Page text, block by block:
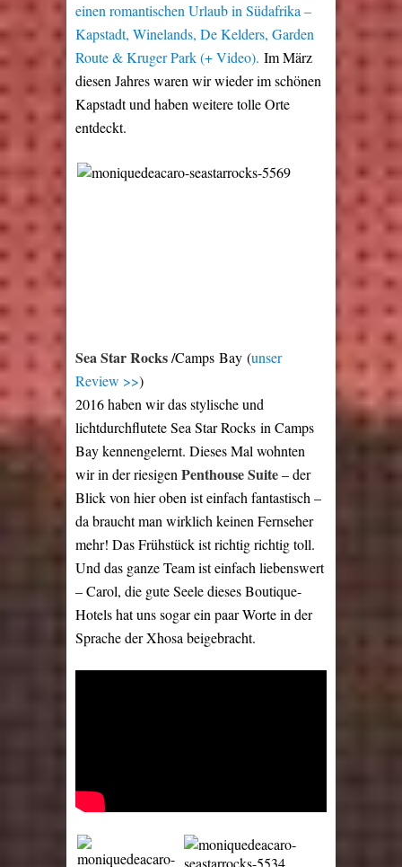
einen romantischen Urlaub in Südafrika –
Kapstadt, Winelands, De Kelders, Garden
Route & Kruger Park (+ Video). Im März
diesen Jahres waren wir wieder im schönen
Kapstadt und haben weitere tolle Orte
entdeckt.
Sea Star Rocks/Camps Bay (unser
Review >>)
2016 haben wir das stylische und
lichtdurchflutete Sea Star Rocks in Camps
Bay kennengelernt. Dieses Mal wohnten
wir in der riesigen Penthouse Suite– der
Blick von hier oben ist einfach fantastisch –
da braucht man wirklich keinen Fernseher
mehr! Das Frühstück ist richtig richtig toll.
Und das ganze Team ist einfach liebenswert
– Carol, die gute Seele dieses Boutique-
Hotels hat uns sogar ein paar Worte in der
Sprache der Xhosa beigebracht.